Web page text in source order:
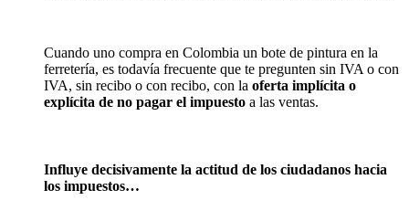
Cuando uno compra en Colombia un bote de pintura en la
ferretería, es todavía frecuente que te pregunten sin IVA o con
IVA, sin recibo o con recibo, con la oferta implícita o
explícita de no pagar el impuesto a las ventas.
Influye decisivamente la actitud de los ciudadanos hacia
los impuestos…